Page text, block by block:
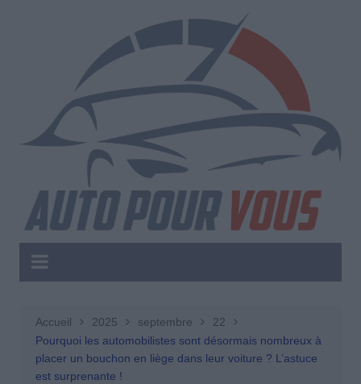
Accueil 2025 septembre
22
Pourquoi les automobilistes sont désormais nombreux à
placer un bouchon en liège dans leur voiture ? L’astuce
est surprenante !